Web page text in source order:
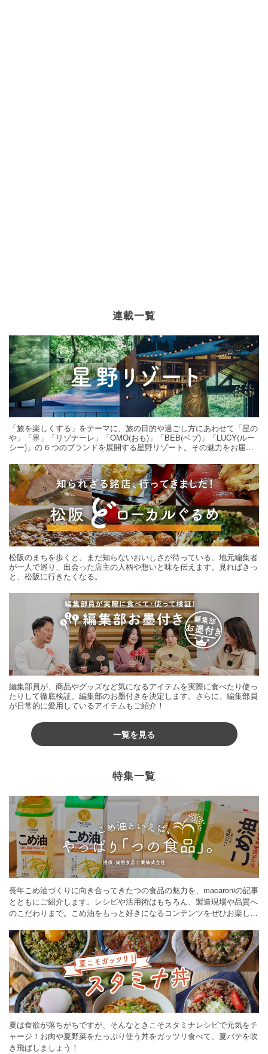
連載一覧
「旅を楽しくする」をテーマに、旅の目的や過ごし方にあわせて「星の
や」「界」「リゾナーレ」「OMO(おも)」「BEB(ベブ)」「LUCY(ルー
シー)」の 6 つのブランドを展開する星野リゾート。その魅力をお届け
松阪のまちを歩くと、まだ知らないおいしさが待っている。地元編集者
が一人で巡り、出会った店主の人柄や想いと味を伝えます。見ればきっ
と、松阪に行きたくなる。
編集部員が、商品やグッズなど気になるアイテムを実際に食べたり使っ
たりして徹底検証。編集部のお墨付きを決定します。さらに、編集部員
が日常的に愛用しているアイテムもご紹介！
一覧を見る
特集一覧
長年こめ油づくりに向き合ってきたつの食品の魅力を、macaroniの記事
とともにご紹介します。レシピや活用術はもちろん、製造現場や品質へ
のこだわりまで。こめ油をもっと好きになるコンテンツをぜひお楽しみ
夏は食欲が落ちがちですが、そんなときこそスタミナレシピで元気をチ
ャージ！お肉や夏野菜をたっぷり使う丼をガッツリ食べて、夏バテを吹
き飛ばしましょう！